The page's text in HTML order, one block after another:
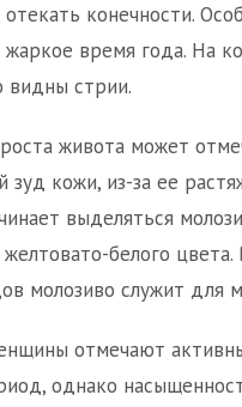
конечности.
жаркое время года. На
видны стрии.
живота может
зуд кожи, из-за ее
выделяться
белого
молозиво служит для
отмечают
однако